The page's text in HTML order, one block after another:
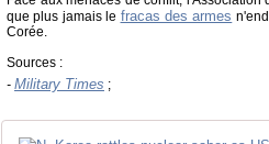
que plus jamais le fracas des armes
Corée.
Sources :
- Military Times ;